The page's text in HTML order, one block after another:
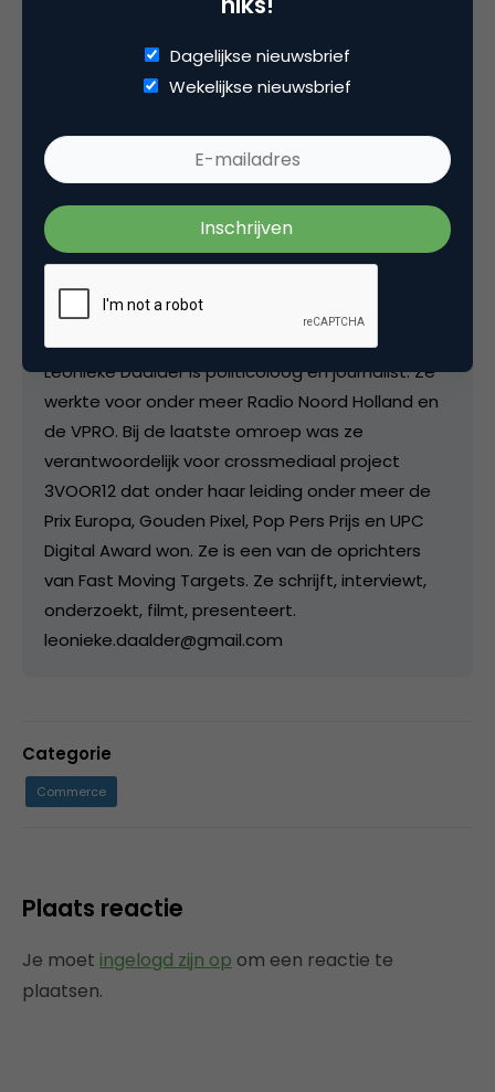
Deel dit artikel
Kopieer link
co-founder bij
Fast Moving Targets
Leonieke Daalder is politicoloog en journalist. Ze
werkte voor onder meer Radio Noord Holland en
de VPRO. Bij de laatste omroep was ze
verantwoordelijk voor crossmediaal project
3VOOR12 dat onder haar leiding onder meer de
Prix Europa, Gouden Pixel, Pop Pers Prijs en UPC
Digital Award won. Ze is een van de oprichters
van Fast Moving Targets. Ze schrijft, interviewt,
onderzoekt, filmt, presenteert.
leonieke.daalder@gmail.com
Categorie
Commerce
Plaats reactie
Je moet ingelogd zijn op om een reactie te
plaatsen.
Dagelijkse nieuwsbrief
Wekelijkse nieuwsbrief